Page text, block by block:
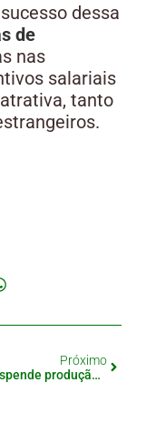
dessa
de
nas
salariais
tanto
Próximo
Toyota suspende produção em fábricas após explosão em fornecedora